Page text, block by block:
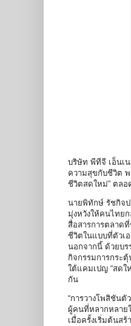
บริษัท พีทีจี เอ็นเ
ความสุขกับชีวิต พ
ชีวิตสดใหม่” ตลอ
นายพิทักษ์ รัชกิจป
มุ่งหวังให้คนไทย
สื่อสารการตลาด
ชีวิตในแบบที่ตัวเ
นอกจากนี้ ด้วยบร
กิจกรรมการกระ
ใต้แคมเปญ “สดใ
กัน
“การวางโพสิชัน
ผู้คนที่หลากหลาย
เมื่อครั้งเริ่มต้นส